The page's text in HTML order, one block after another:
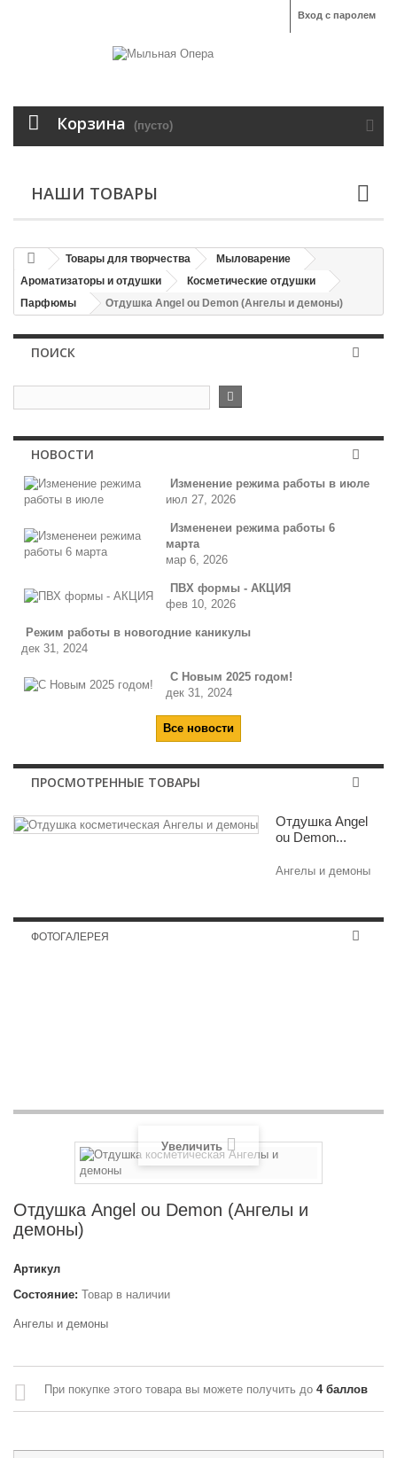
Вход с паролем
Корзина (пусто)
НАШИ ТОВАРЫ
Товары для творчества
Мыловарение
Ароматизаторы и отдушки
Косметические отдушки
Парфюмы
Отдушка Angel ou Demon (Ангелы и демоны)
ПОИСК
НОВОСТИ
Изменение режима работы в июле
июл 27, 2026
Измененеи режима работы 6
марта
мар 6, 2026
ПВХ формы - АКЦИЯ
фев 10, 2026
Режим работы в новогодние каникулы
дек 31, 2024
С Новым 2025 годом!
дек 31, 2024
Все новости
ПРОСМОТРЕННЫЕ ТОВАРЫ
Отдушка Angel
ou Demon...
Ангелы и демоны
ФОТОГАЛЕРЕЯ
Увеличить
Отдушка Angel ou Demon (Ангелы и
демоны)
Артикул
Состояние: Товар в наличии
Ангелы и демоны
При покупке этого товара вы можете получить до 4баллов